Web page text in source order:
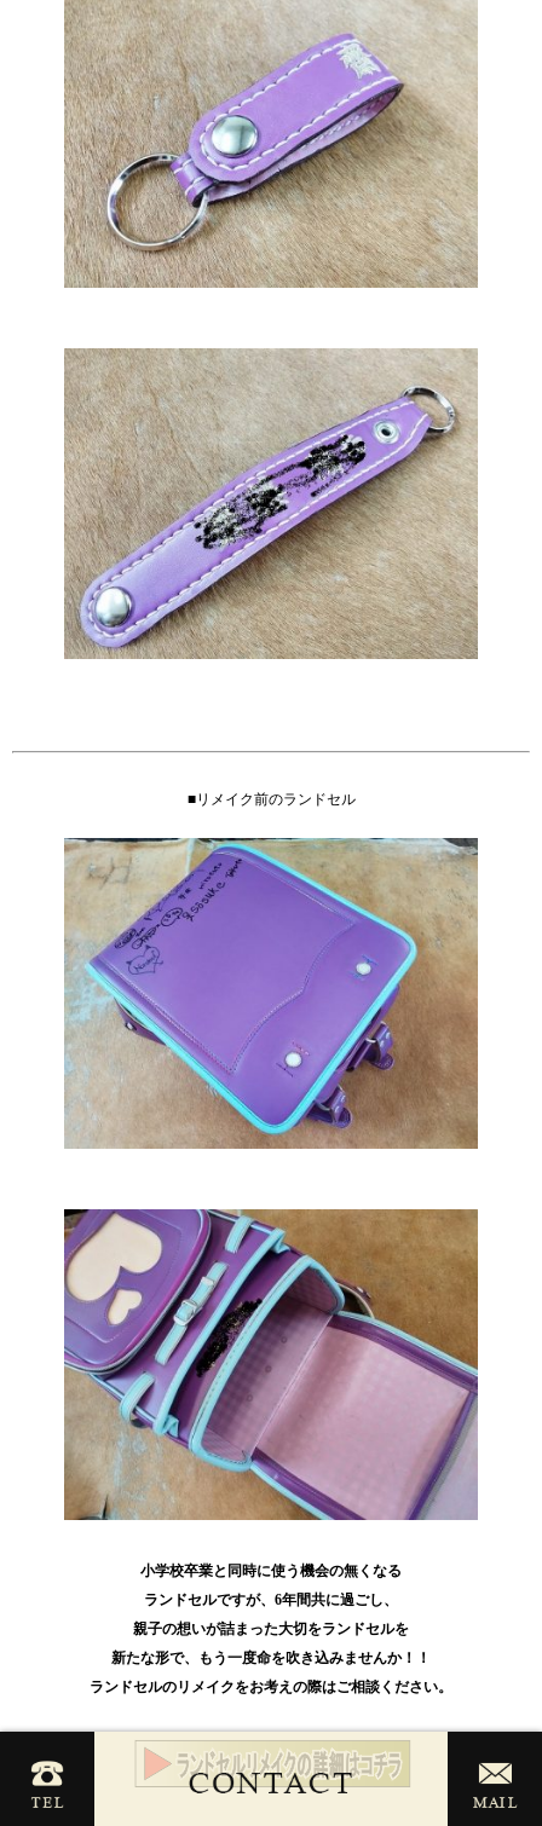
■リメイク前のランドセル
小学校卒業と同時に使う機会の無くなる
ランドセルですが、6年間共に過ごし、
親子の想いが詰まった大切をランドセルを
新たな形で、もう一度命を吹き込みませんか！！
ランドセルのリメイクをお考えの際はご相談ください。